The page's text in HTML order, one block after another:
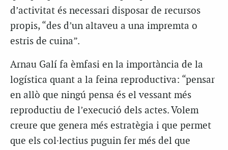
d’activitat és necessari disposar de recursos
propis, “des d’un altaveu a una impremta o
estris de cuina”.
Arnau Galí fa èmfasi en la importància de la
logística quant a la feina reproductiva: “pensar
en allò que ningú pensa és el vessant més
reproductiu de l’execució dels actes. Volem
creure que genera més estratègia i que permet
que els col·lectius puguin fer més del que